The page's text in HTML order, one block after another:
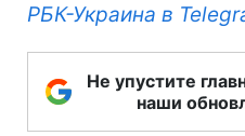
РБК-Украина в
Не упустите
наши